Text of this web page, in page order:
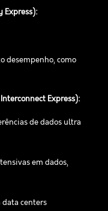
Express):
desempenho, como
Express):
de dados ultra
em dados,
data centers